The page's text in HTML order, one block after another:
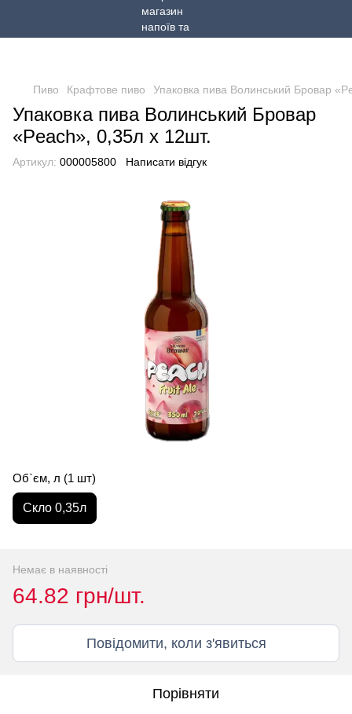
Пиво Крафтове пиво Упаковка пива Волинський Бровар
Упаковка пива Волинський Бровар
«Peach», 0,35л х 12шт.
Артикул: 000005800 Написати відгук
Об`єм, л (1 шт)
Скло 0,35л
Немає в наявності
64.82 грн/шт.
Повідомити, коли з'явиться
Порівняти